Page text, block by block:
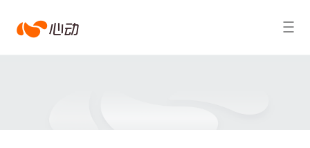
爱搜索结果